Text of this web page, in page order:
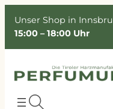
Inhalt
Unser Shop in
15:00 – 18:00 Uhr